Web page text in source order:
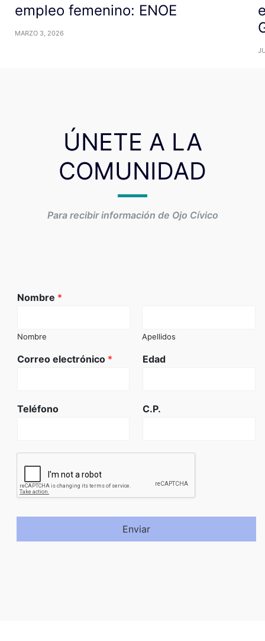
empleo femenino: ENOE
MARZO 3, 2026
ÚNETE A LA
COMUNIDAD
Para recibir información de Ojo Cívico
Nombre *
Nombre Apellidos
Correo electrónico * Edad
Teléfono C.P.
Enviar